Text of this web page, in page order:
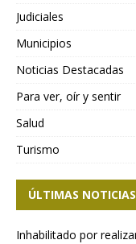
Judiciales
Municipios
Noticias Destacadas
Para ver, oír y sentir
Salud
Turismo
ÚLTIMAS NOTICIAS
Inhabilitado por